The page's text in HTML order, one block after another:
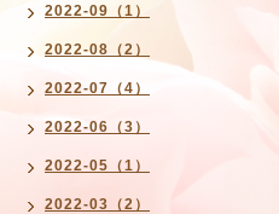
2022-09（1）
2022-08（2）
2022-07（4）
2022-06（3）
2022-05（1）
2022-03（2）